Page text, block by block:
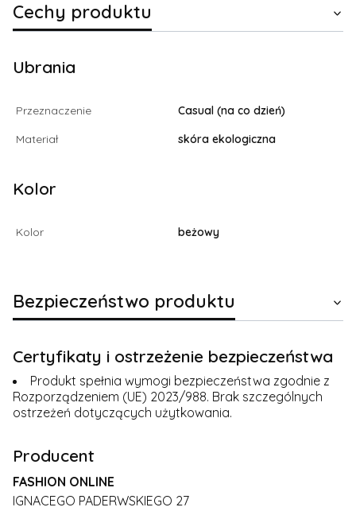
Cechy produktu
Ubrania
Przeznaczenie
Casual (na co dzień)
Materiał
skóra ekologiczna
Kolor
Kolor beżowy
Bezpieczeństwo produktu
Certyfikaty i ostrzeżenie bezpieczeństwa
Produkt spełnia wymogi bezpieczeństwa zgodnie z
Rozporządzeniem (UE) 2023/988. Brak szczególnych
ostrzeżeń dotyczących użytkowania.
Producent
FASHION ONLINE
IGNACEGO PADERWSKIEGO 27